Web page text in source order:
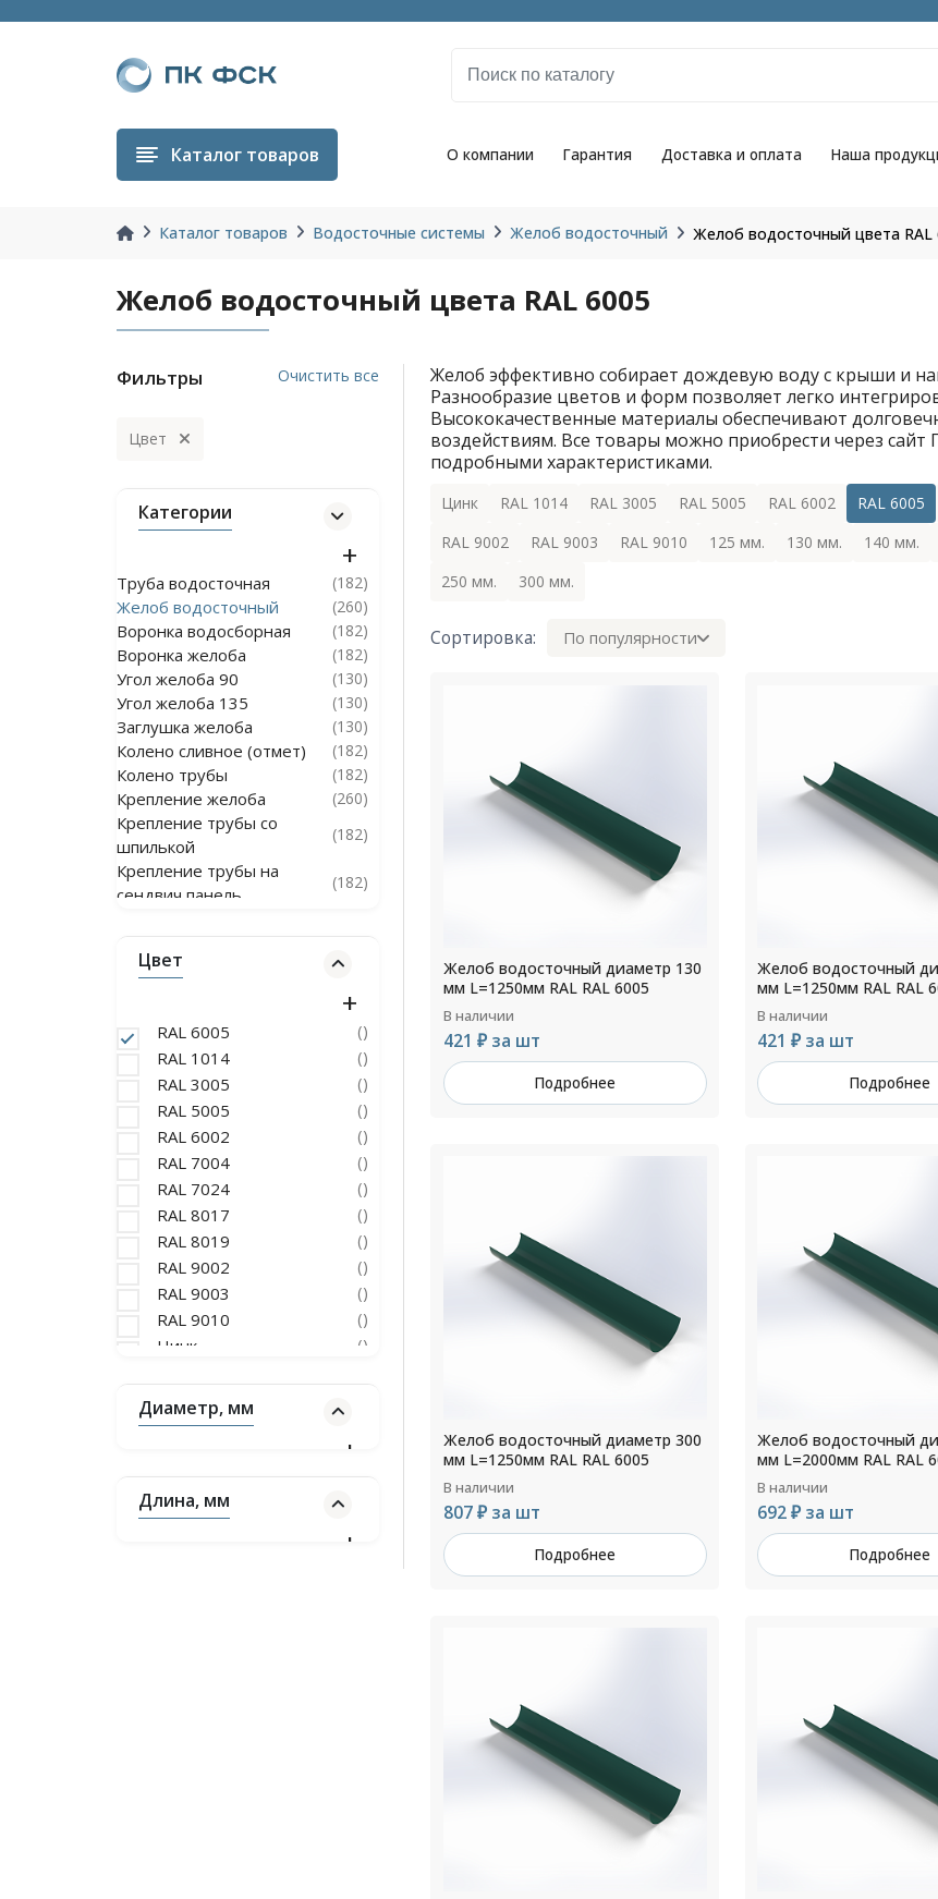
Каталог товаров О компании Гарантия Доставка и оплата Наша
Каталог товаров Водосточные системы Желоб водосточный Желоб водосточный цвета RAL
Желоб водосточный цвета RAL 6005
Фильтры Очистить все
Цвет
Категории
Труба водосточная (182)
Желоб водосточный (260)
Воронка водосборная (182)
Воронка желоба (182)
Угол желоба 90 (130)
Угол желоба 135 (130)
Заглушка желоба (130)
Колено сливное (отмет) (182)
Колено трубы (182)
Крепление желоба (260)
Крепление трубы со
шпилькой
(182)
Крепление трубы на
сендвич панель
(182)
Тройник трубы водостока (364)
Водосточная система из
водостока
(195)
Заглушки прямоугольного
водостока оцинкованные
(26)
Соединители
прямоугольных желобов
водостока
(13)
Прямоугольные
оцинкованные трубы
(26)
Прямоугольный водосток
оцинкованный
(975)
Цвет
RAL 6005
()
RAL 1014
()
RAL 3005
()
RAL 5005
()
RAL 6002
()
RAL 7004
()
RAL 7024
()
RAL 8017
()
RAL 8019
()
RAL 9002
()
RAL 9003
()
RAL 9010
()
Цинк
()
Диаметр, мм
Длина, мм
Желоб эффективно собирает дождевую воду с крыши и
Разнообразие цветов и форм позволяет легко
Высококачественные материалы обеспечивают
воздействиям. Все товары можно приобрести через сайт
подробными характеристиками.
Цинк RAL 1014 RAL 3005 RAL 5005 RAL 6002 RAL 6005
RAL 9002
RAL 9003 RAL 9010 125 мм. 130 мм. 140 мм.
250 мм.
300 мм.
Сортировка: По популярности
Желоб водосточный диаметр 130
мм L=1250мм RAL RAL 6005
В наличии
421 ₽ за шт
Подробнее
Желоб водосточный
мм L=1250мм RAL RAL
В наличии
421 ₽ за шт
Подробнее
Желоб водосточный диаметр 300
мм L=1250мм RAL RAL 6005
В наличии
807 ₽ за шт
Подробнее
Желоб водосточный
мм L=2000мм RAL RAL
В наличии
692 ₽ за шт
Подробнее